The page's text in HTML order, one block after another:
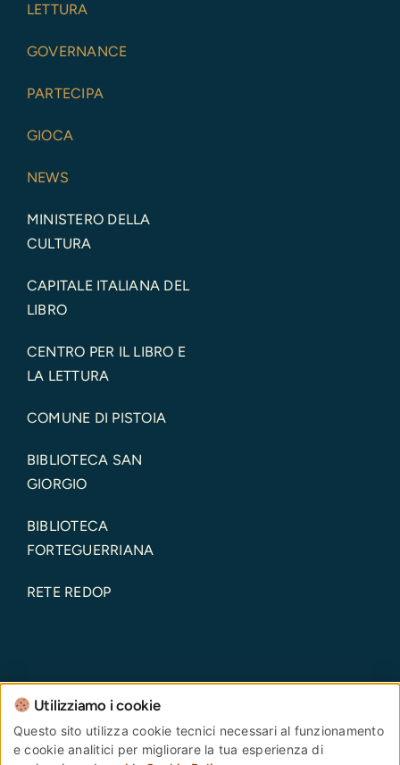
LETTURA
GOVERNANCE
PARTECIPA
GIOCA
NEWS
MINISTERO DELLA
CULTURA
CAPITALE ITALIANA DEL
LIBRO
CENTRO PER IL LIBRO E
LA LETTURA
COMUNE DI PISTOIA
BIBLIOTECA SAN
GIORGIO
BIBLIOTECA
FORTEGUERRIANA
RETE REDOP
Comune di Pistoia – Piazza del Duomo, 1 – 51100 –
Pistoia – Codice Fiscale: 00108690470 Partita IVA:
Utilizziamo i cookie
Questo sito utilizza cookie tecnici necessari al funzionamento
e cookie analitici per migliorare la tua esperienza di